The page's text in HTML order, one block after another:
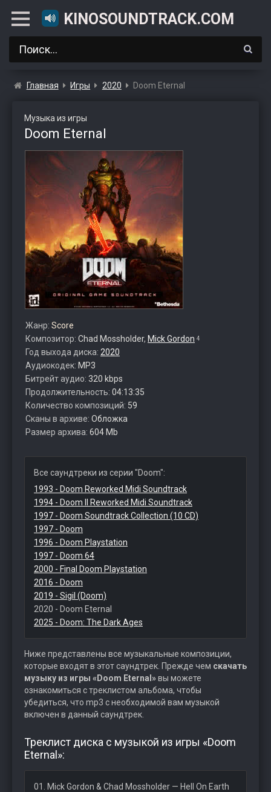
KINOSOUNDTRACK.COM
Главная Игры 2020 Doom Eternal
Музыка из игры
Doom Eternal
Жанр: Score
Композитор: Chad Mossholder, Mick Gordon 4
Год выхода диска: 2020
Аудиокодек: MP3
Битрейт аудио: 320 kbps
Продолжительность: 04:13:35
Количество композиций: 59
Сканы в архиве: Обложка
Размер архива: 604 Mb
Все саундтреки из серии "Doom":
1993 - Doom Reworked Midi Soundtrack
1994 - Doom II Reworked Midi Soundtrack
1997 - Doom Soundtrack Collection (10 CD)
1997 - Doom
1996 - Doom Playstation
1997 - Doom 64
2000 - Final Doom Playstation
2016 - Doom
2019 - Sigil (Doom)
2020 - Doom Eternal
2025 - Doom: The Dark Ages
Ниже представлены все музыкальные композиции,
которые входят в этот саундтрек. Прежде чем скачать
музыку из игры «Doom Eternal»вы можете
ознакомиться с треклистом альбома, чтобы
убедиться, что mp3 с необходимой вам музыкой
включен в данный саундтрек.
Треклист диска с музыкой из игры «Doom
Eternal»:
01. Mick Gordon & Chad Mossholder — Hell On Earth